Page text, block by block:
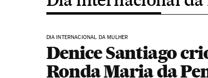
DIA INTERNACIONAL DA MULHER
Denice Santiago
Ronda Maria da